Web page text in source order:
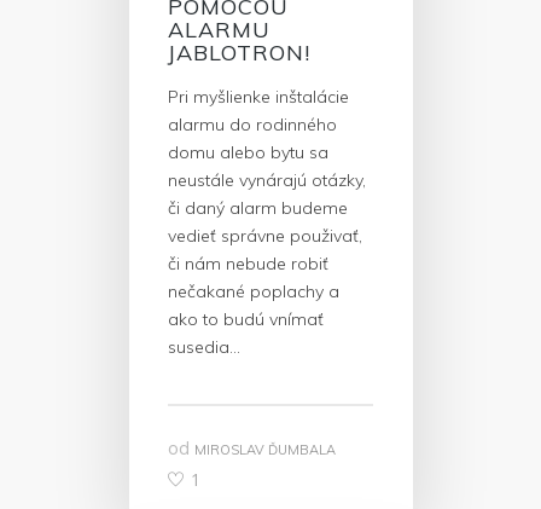
POMOCOU
ALARMU
JABLOTRON!
Pri myšlienke inštalácie
alarmu do rodinného
domu alebo bytu sa
neustále vynárajú otázky,
či daný alarm budeme
vedieť správne použivať,
či nám nebude robiť
nečakané poplachy a
ako to budú vnímať
susedia…
od MIROSLAV ĎUMBALA
1